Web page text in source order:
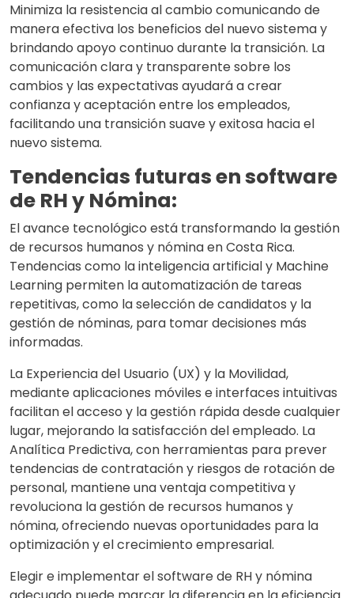
Minimiza la resistencia al cambio comunicando de
manera efectiva los beneficios del nuevo sistema y
brindando apoyo continuo durante la transición. La
comunicación clara y transparente sobre los
cambios y las expectativas ayudará a crear
confianza y aceptación entre los empleados,
facilitando una transición suave y exitosa hacia el
nuevo sistema.
Tendencias futuras en software
de RH y Nómina:
El avance tecnológico está transformando la gestión
de recursos humanos y nómina en Costa Rica.
Tendencias como la inteligencia artificial y Machine
Learning permiten la automatización de tareas
repetitivas, como la selección de candidatos y la
gestión de nóminas, para tomar decisiones más
informadas.
La Experiencia del Usuario (UX) y la Movilidad,
mediante aplicaciones móviles e interfaces intuitivas
facilitan el acceso y la gestión rápida desde cualquier
lugar, mejorando la satisfacción del empleado. La
Analítica Predictiva, con herramientas para prever
tendencias de contratación y riesgos de rotación de
personal, mantiene una ventaja competitiva y
revoluciona la gestión de recursos humanos y
nómina, ofreciendo nuevas oportunidades para la
optimización y el crecimiento empresarial.
Elegir e implementar el software de RH y nómina